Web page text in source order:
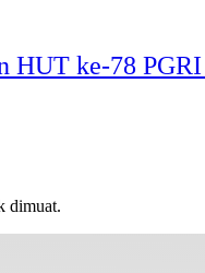
HUT ke-78
dimuat.